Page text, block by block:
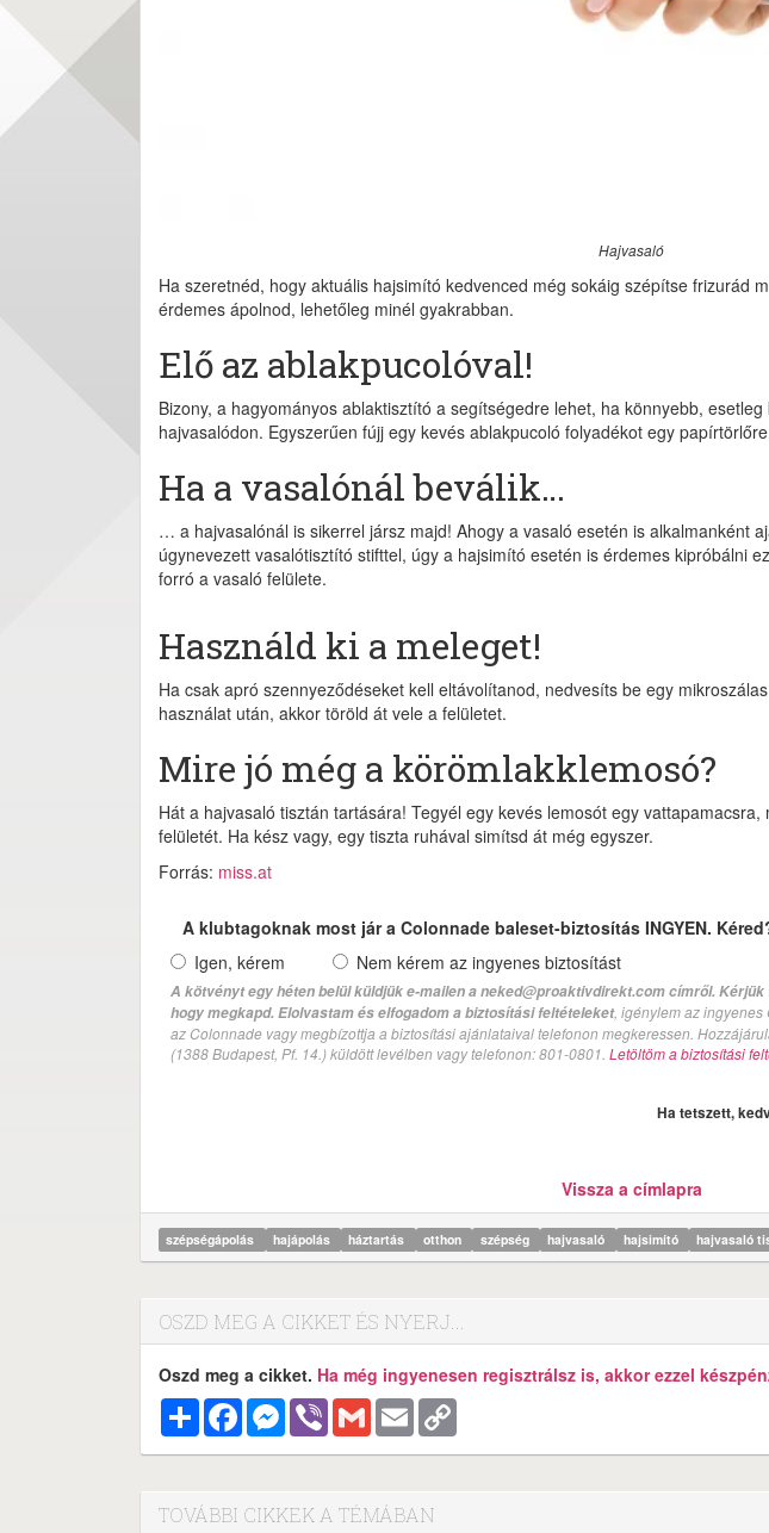
Hajvasaló
Ha szeretnéd, hogy aktuális hajsimító kedvenced még sokáig szépítse frizurád
érdemes ápolnod, lehetőleg minél gyakrabban.
Elő az ablakpucolóval!
Bizony, a hagyományos ablaktisztító a segítségedre lehet, ha könnyebb,
hajvasalódon. Egyszerűen fújj egy kevés ablakpucoló folyadékot egy
Ha a vasalónál beválik…
… a hajvasalónál is sikerrel jársz majd! Ahogy a vasaló esetén is alkalmanként
úgynevezett vasalótisztító stifttel, úgy a hajsimító esetén is érdemes kipróbálni
forró a vasaló felülete.
Használd ki a meleget!
Ha csak apró szennyeződéseket kell eltávolítanod, nedvesíts be egy
használat után, akkor töröld át vele a felületet.
Mire jó még a körömlakklemosó?
Hát a hajvasaló tisztán tartására! Tegyél egy kevés lemosót egy
felületét. Ha kész vagy, egy tiszta ruhával simítsd át még egyszer.
Forrás: miss.at
A klubtagoknak most jár a Colonnade baleset-biztosítás INGYEN.
Igen, kérem
Nem kérem az ingyenes biztosítást
A kötvényt egy héten belül küldjük e-mailen a neked@proaktivdirekt.com címről.
hogy megkapd. Elolvastam és elfogadom a biztosítási feltételeket, igénylem az
az Colonnade vagy megbízottja a biztosítási ajánlataival telefonon megkeressen.
(1388 Budapest, Pf. 14.) küldött levélben vagy telefonon: 801-0801. Letöltöm a biztosítási
Ha tetszett,
Vissza a címlapra
szépségápolás hajápolás háztartás otthon szépség hajvasaló hajsimító hajvasaló
OSZD MEG A CIKKET ÉS NYERJ...
Oszd meg a cikket. Ha még ingyenesen regisztrálsz is, akkor ezzel
MegosztásFacebookMessenger
Viber Gmail Email
TOVÁBBI CIKKEK A TÉMÁBAN